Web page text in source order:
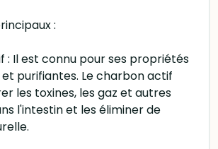
:
: Il est connu pour ses propriétés
purifiantes. Le charbon actif
les toxines, les gaz et autres
l'intestin et les éliminer de